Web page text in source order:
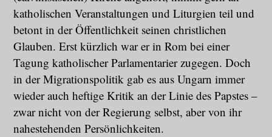
katholischen Veranstaltungen und Liturgien teil und
betont in der Öffentlichkeit seinen christlichen
Glauben. Erst kürzlich war er in Rom bei einer
Tagung katholischer Parlamentarier zugegen. Doch
in der Migrationspolitik gab es aus Ungarn immer
wieder auch heftige Kritik an der Linie des Papstes –
zwar nicht von der Regierung selbst, aber von ihr
nahestehenden Persönlichkeiten.